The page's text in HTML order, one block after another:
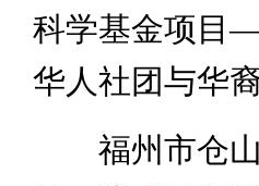
科学基金项目
华人社团与华
福州市仓山